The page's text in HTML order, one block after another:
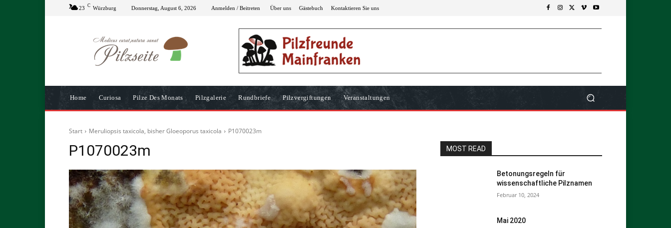
23 C Würzburg Donnerstag, August 6, 2026 Anmelden / Beitreten Über uns Gästebuch Kontaktieren Sie uns
Home Curiosa Pilze Des Monats Pilzgalerie Rundbriefe Pilzvergiftungen Veranstaltungen
Start Meruliopsis taxicola, bisher Gloeoporus taxicola P1070023m
P1070023m MOST READ
Betonungsregeln für
wissenschaftliche Pilznamen
Februar 10, 2024
Mai 2020